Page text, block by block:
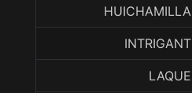
HUICHAMILLA
INTRIGANT
LAQUE